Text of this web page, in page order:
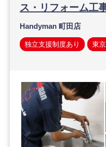
ス・リフォーム工
Handyman 町田店
独立支援制度あり 東